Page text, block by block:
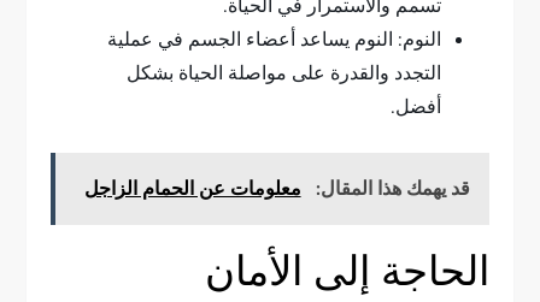
تسمم والاستمرار في الحياة.
النوم: النوم يساعد أعضاء الجسم في عملية
التجدد والقدرة على مواصلة الحياة بشكل
أفضل.
قد يهمك هذا المقال: معلومات عن الحمام الزاجل
الحاجة إلى الأمان